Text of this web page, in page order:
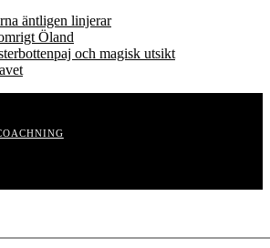
äntligen linjerar
Öland
och magisk utsikt